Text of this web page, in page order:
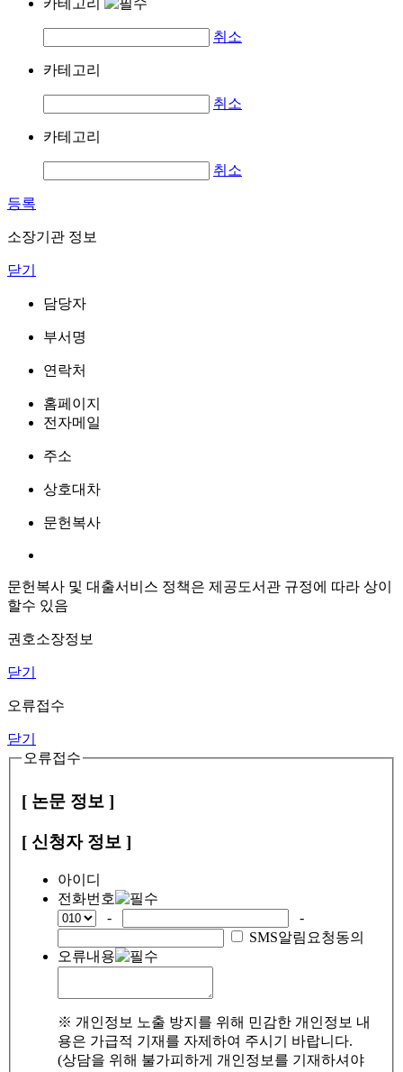
취소
카테고리
취소
카테고리
취소
등록
소장기관 정보
닫기
담당자
부서명
연락처
홈페이지
전자메일
주소
상호대차
문헌복사
문헌복사 및 대출서비스 정책은 제공도서관 규정에 따라 상이
할수 있음
권호소장정보
닫기
오류접수
닫기
오류접수
[ 논문 정보 ]
[ 신청자 정보 ]
아이디
전화번호
-
-
SMS알림요청동의
오류내용
※ 개인정보 노출 방지를 위해 민감한 개인정보 내
용은 가급적 기재를 자제하여 주시기 바랍니다.
(상담을 위해 불가피하게 개인정보를 기재하셔야